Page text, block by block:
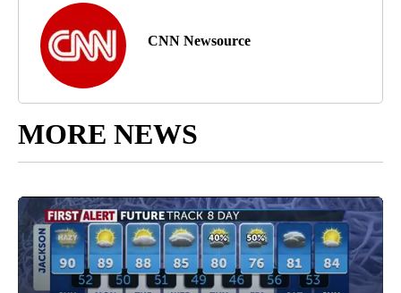
CNN Newsource
MORE NEWS